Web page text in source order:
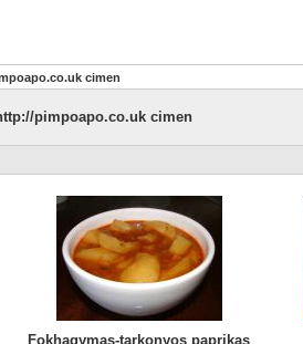
cimen
pimpoapo.co.uk cimen
Fokhagymas-tarkonyos paprikas